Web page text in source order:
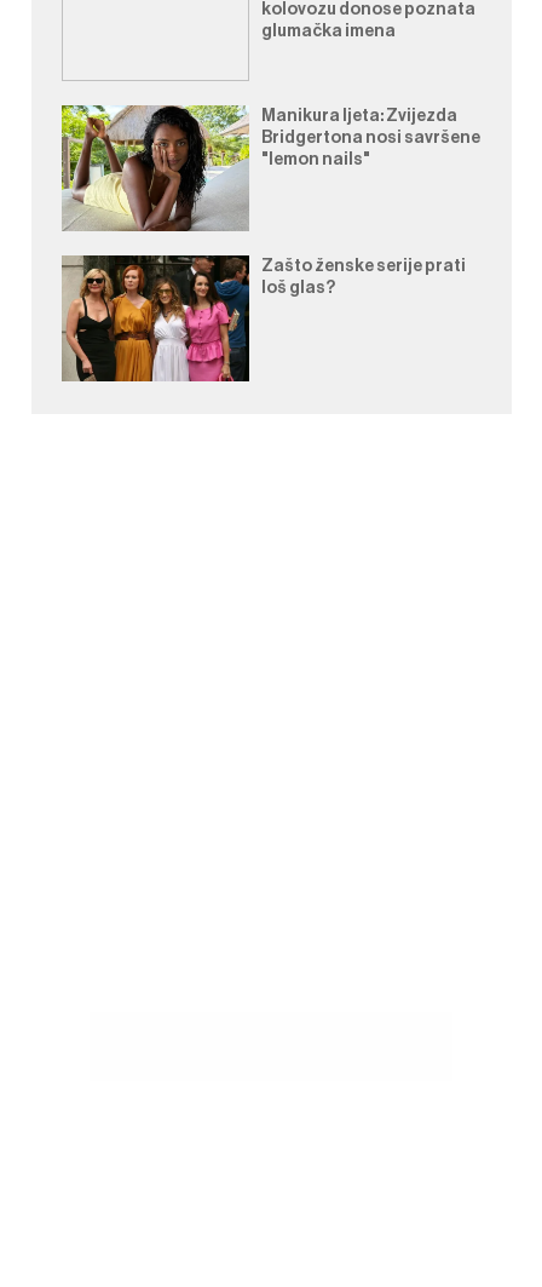
kolovozu donose poznata
glumačka imena
Manikura ljeta: Zvijezda
Bridgertona nosi savršene
"lemon nails"
Zašto ženske serije prati
loš glas?